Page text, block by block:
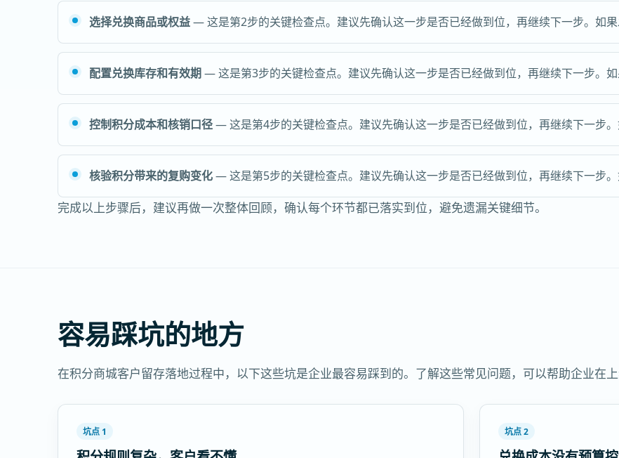
选择兑换商品或权益— 这是第2步的关键检查点。建议先确认这一步是否已经做到位，再继续下一步。如果
配置兑换库存和有效期— 这是第3步的关键检查点。建议先确认这一步是否已经做到位，再继续下一步。如
控制积分成本和核销口径— 这是第4步的关键检查点。建议先确认这一步是否已经做到位，再继续下一步。
核验积分带来的复购变化— 这是第5步的关键检查点。建议先确认这一步是否已经做到位，再继续下一步。
完成以上步骤后，建议再做一次整体回顾，确认每个环节都已落实到位，避免遗漏关键细节。
容易踩坑的地方
在积分商城客户留存落地过程中，以下这些坑是企业最容易踩到的。了解这些常见问题，可以帮助企业在
坑点 1 坑点 2